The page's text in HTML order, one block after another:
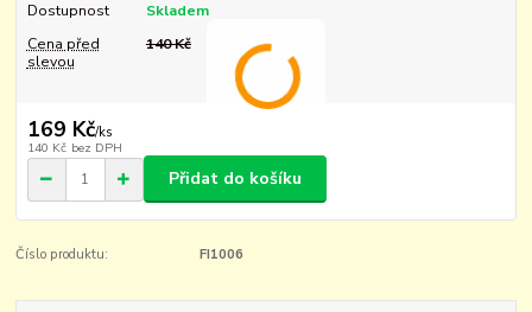
Dostupnost
Skladem
Cena před
slevou
140 Kč
169 Kč/ks
140 Kč bez DPH
Přidat do košíku
Číslo produktu: FI1006